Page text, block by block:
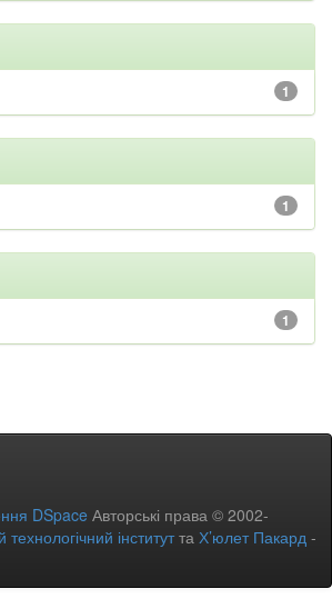
1
1
1
DSpace Авторські права © 2002-
інститутта Х’юлет Пакард -